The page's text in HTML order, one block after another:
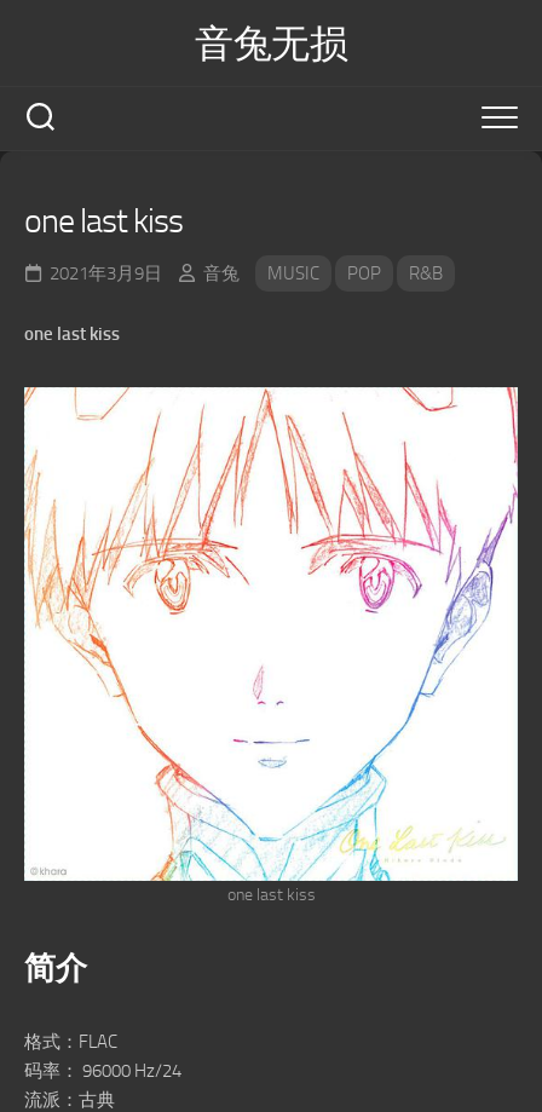
音兔无损
one last kiss
2021年3月9日 音兔 MUSIC POP R&B
one last kiss
one last kiss
简介
格式：FLAC
码率： 96000 Hz/24
流派：古典